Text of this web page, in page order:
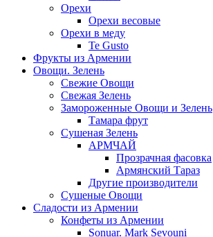
Орехи
Орехи весовые
Орехи в меду
Te Gusto
Фрукты из Армении
Овощи. Зелень
Свежие Овощи
Свежая Зелень
Замороженные Овощи и Зелень
Тамара фрут
Сушеная Зелень
АРМЧАЙ
Прозрачная фасовка
Армянский Тараз
Другие производители
Сушеные Овощи
Сладости из Армении
Конфеты из Армении
Sonuar. Mark Sevouni